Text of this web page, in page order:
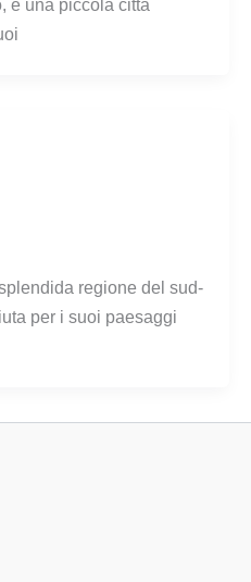
è una piccola città
regione del sud-
per i suoi paesaggi